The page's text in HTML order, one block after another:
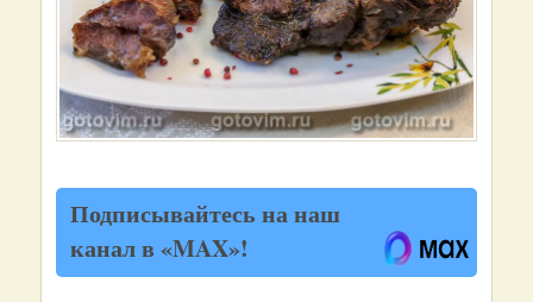
Подписывайтесь на наш
канал в «MAX»!